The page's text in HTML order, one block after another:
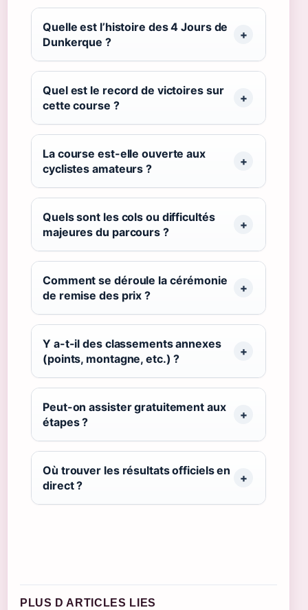
Quelle est l’histoire des 4 Jours de
Dunkerque ?
Quel est le record de victoires sur
cette course ?
La course est-elle ouverte aux
cyclistes amateurs ?
Quels sont les cols ou difficultés
majeures du parcours ?
Comment se déroule la cérémonie
de remise des prix ?
Y a-t-il des classements annexes
(points, montagne, etc.) ?
Peut-on assister gratuitement aux
étapes ?
Où trouver les résultats officiels en
direct ?
PLUS D ARTICLES LIES